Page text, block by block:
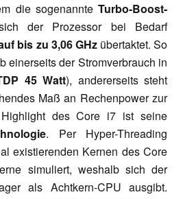
die sogenannte Turbo-Boost-
der Prozessor bei Bedarf
bis zu 3,06 GHz übertaktet. So
einerseits der Stromverbrauch in
45 Watt), andererseits steht
Maß an Rechenpower zur
Highlight des Core i7 ist seine
. Per Hyper-Threading
existierenden Kernen des Core
simuliert, weshalb sich der
als Achtkern-CPU ausgibt.